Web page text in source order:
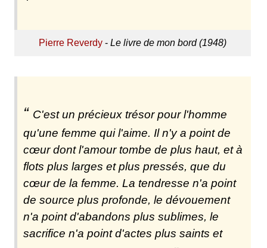
Pierre Reverdy- Le livre de mon bord (1948)
C'est un précieux trésor pour l'homme
qu'une femme qui l'aime. Il n'y a point de
cœur dont l'amour tombe de plus haut, et à
flots plus larges et plus pressés, que du
cœur de la femme. La tendresse n'a point
de source plus profonde, le dévouement
n'a point d'abandons plus sublimes, le
sacrifice n'a point d'actes plus saints et